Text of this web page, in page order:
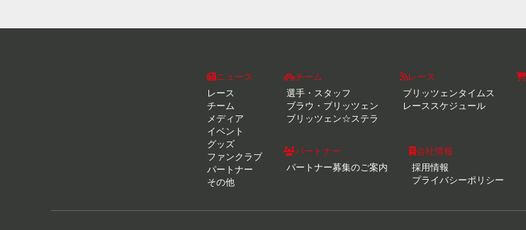
ニュース
レース
チーム
メディア
イベント
グッズ
ファンクラブ
パートナー
その他
チーム
選手・スタッフ
ブラウ・ブリッツェン
ブリッツェン☆ステラ
レース
ブリッツェンタイムス
レーススケジュール
パートナー
パートナー募集のご案内
会社情報
採用情報
プライバシーポリシー